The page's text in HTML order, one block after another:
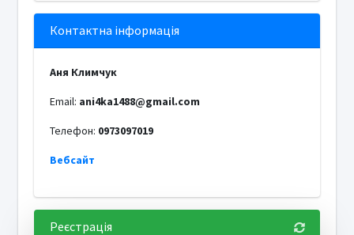
Контактна інформація
Аня Климчук
Email: ani4ka1488@gmail.com
Телефон: 0973097019
Вебсайт
Реєстрація